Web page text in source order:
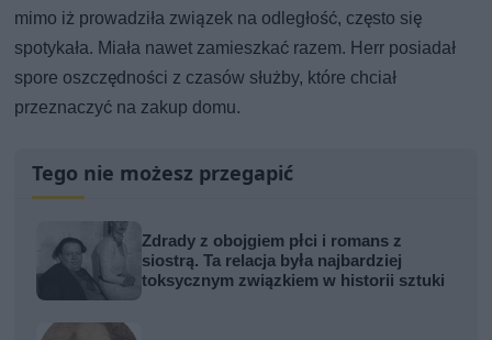
mimo iż prowadziła związek na odległość, często się
spotykała. Miała nawet zamieszkać razem. Herr posiadał
spore oszczędności z czasów służby, które chciał
przeznaczyć na zakup domu.
Tego nie możesz przegapić
Zdrady z obojgiem płci i romans z
siostrą. Ta relacja była najbardziej
toksycznym związkiem w historii sztuki